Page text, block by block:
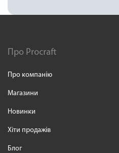
Про Procraft
Про компанію
Магазини
Новинки
Хіти продажів
Блог